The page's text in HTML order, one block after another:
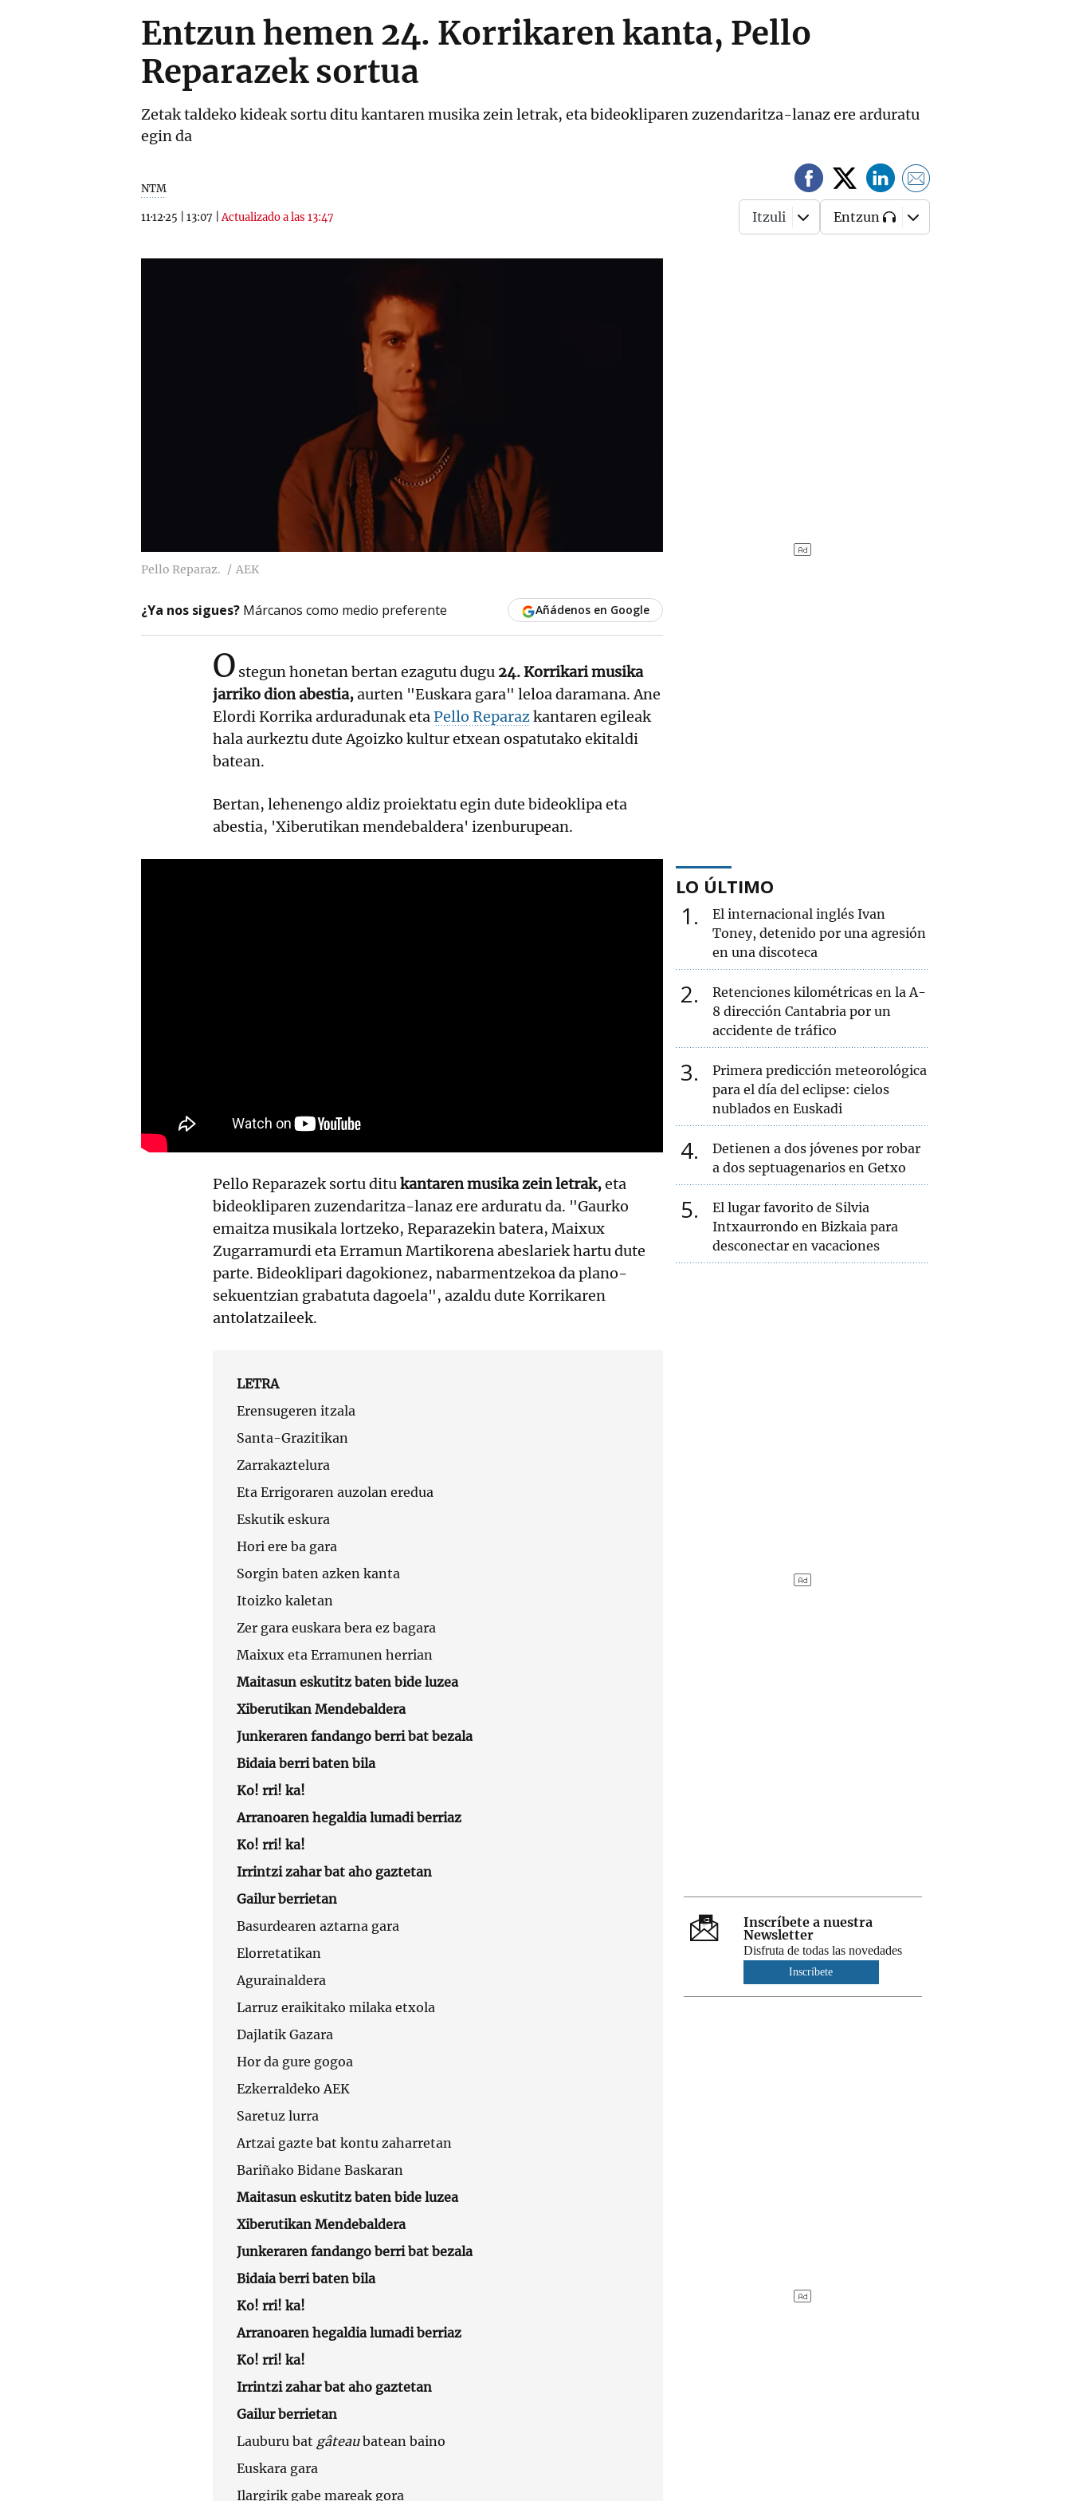
Entzun hemen 24. Korrikaren kanta, Pello
Reparazek sortua
Zetak taldeko kideak sortu ditu kantaren musika zein letrak, eta bideokliparen zuzendaritza-lanaz ere arduratu
egin da
NTM
11·12·25 13:07 |Actualizado a las 13:47 Itzuli Entzun
Pello Reparaz. AEK
¿Ya nos sigues? Márcanos como medio preferente Añádenos en Google
O stegun honetan bertan ezagutu dugu 24. Korrikari musika
jarriko dion abestia,aurten "Euskara gara" leloa daramana. Ane
Elordi Korrika arduradunak etaPello Reparazkantaren egileak
hala aurkeztu dute Agoizko kultur etxean ospatutako ekitaldi
batean.
Bertan, lehenengo aldiz proiektatu egin dute bideoklipa eta
abestia, 'Xiberutikan mendebaldera' izenburupean.
Pello Reparazek sortu ditukantaren musika zein letrak,eta
bideokliparen zuzendaritza-lanaz ere arduratu da. "Gaurko
emaitza musikala lortzeko, Reparazekin batera, Maixux
Zugarramurdi eta Erramun Martikorena abeslariek hartu dute
parte. Bideoklipari dagokionez, nabarmentzekoa da plano-
sekuentzian grabatuta dagoela", azaldu dute Korrikaren
antolatzaileek.
LETRA
Erensugeren itzala
Santa-Grazitikan
Zarrakaztelura
Eta Errigoraren auzolan eredua
Eskutik eskura
Hori ere ba gara
Sorgin baten azken kanta
Itoizko kaletan
Zer gara euskara bera ez bagara
Maixux eta Erramunen herrian
Maitasun eskutitz baten bide luzea
Xiberutikan Mendebaldera
Junkeraren fandango berri bat bezala
Bidaia berri baten bila
Ko! rri! ka!
Arranoaren hegaldia lumadi berriaz
Ko! rri! ka!
Irrintzi zahar bat aho gaztetan
Gailur berrietan
Basurdearen aztarna gara
Elorretatikan
Agurainaldera
Larruz eraikitako milaka etxola
Dajlatik Gazara
Hor da gure gogoa
Ezkerraldeko AEK
Saretuz lurra
Artzai gazte bat kontu zaharretan
Bariñako Bidane Baskaran
Maitasun eskutitz baten bide luzea
Xiberutikan Mendebaldera
Junkeraren fandango berri bat bezala
Bidaia berri baten bila
Ko! rri! ka!
Arranoaren hegaldia lumadi berriaz
Ko! rri! ka!
Irrintzi zahar bat aho gaztetan
Gailur berrietan
Lauburu bat gâteaubatean baino
Euskara gara
Ilargirik gabe mareak gora
LO ÚLTIMO
1
El internacional inglés Ivan
Toney, detenido por una agresión
en una discoteca
2
Retenciones kilométricas en la A-
8 dirección Cantabria por un
accidente de tráfico
3
Primera predicción meteorológica
para el día del eclipse: cielos
nublados en Euskadi
4
Detienen a dos jóvenes por robar
a dos septuagenarios en Getxo
5
El lugar favorito de Silvia
Intxaurrondo en Bizkaia para
desconectar en vacaciones
Inscríbete a nuestra
Newsletter
Disfruta de todas las novedades
Inscríbete